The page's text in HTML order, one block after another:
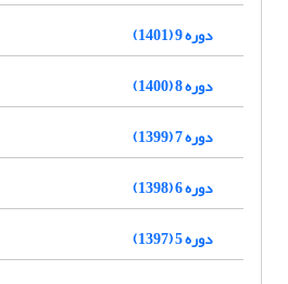
دوره 9 (1401)
دوره 8 (1400)
دوره 7 (1399)
دوره 6 (1398)
دوره 5 (1397)